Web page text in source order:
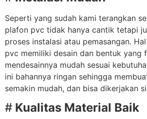
Seperti yang sudah kami terangkan
plafon pvc tidak hanya cantik tetapi
proses instalasi atau pemasangan.
pvc memiliki desain dan bentuk yang
mendesainnya mudah sesuai
ini bahannya ringan sehingga
semakin mudah, dan bisa dikerjakan
# Kualitas Material Baik